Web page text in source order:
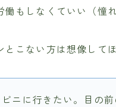
もしなくていい（憧
こない方は想像して
ニに行きたい。目の